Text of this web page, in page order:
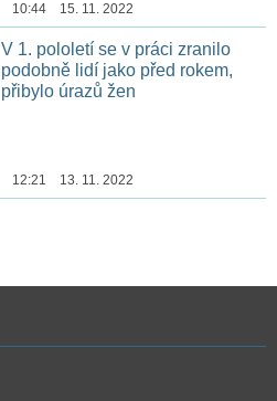
10:44 15. 11. 2022
V 1. pololetí se v práci zranilo
podobně lidí jako před rokem,
přibylo úrazů žen
12:21 13. 11. 2022